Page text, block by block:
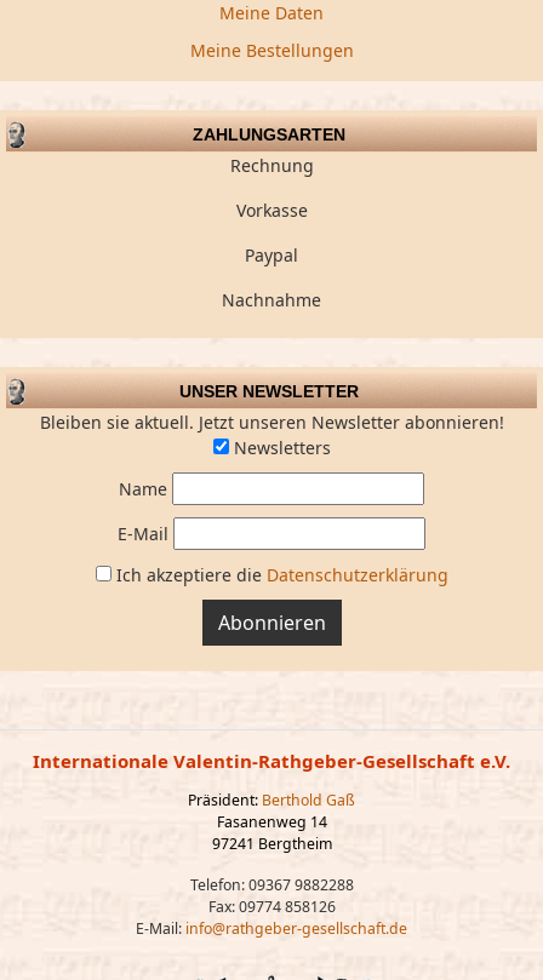
Meine Daten
Meine Bestellungen
ZAHLUNGSARTEN
Rechnung
Vorkasse
Paypal
Nachnahme
UNSER NEWSLETTER
Bleiben sie aktuell. Jetzt unseren Newsletter abonnieren!
Newsletters
Name
E-Mail
Ich akzeptiere die Datenschutzerklärung
Abonnieren
Internationale Valentin-Rathgeber-Gesellschaft e.V.
Präsident: Berthold Gaß
Fasanenweg 14
97241 Bergtheim
Telefon: 09367 9882288
Fax: 09774 858126
E-Mail: info@rathgeber-gesellschaft.de